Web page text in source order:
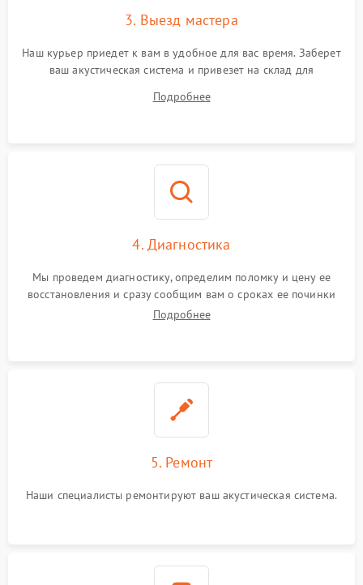
3. Выезд мастера
Наш курьер приедет к вам в удобное для вас время. Заберет
ваш акустическая система и привезет на склад для
Подробнее
4. Диагностика
Мы проведем диагностику, определим поломку и цену ее
восстановления и сразу сообщим вам о сроках ее починки
Подробнее
5. Ремонт
Наши специалисты ремонтируют ваш акустическая система.